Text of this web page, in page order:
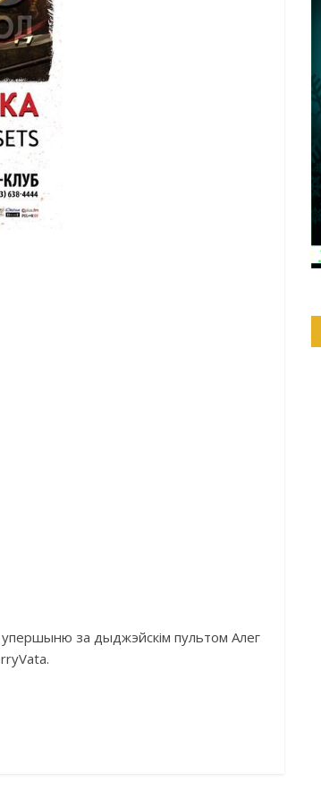
упершыню за дыджэйскім пультом Алег